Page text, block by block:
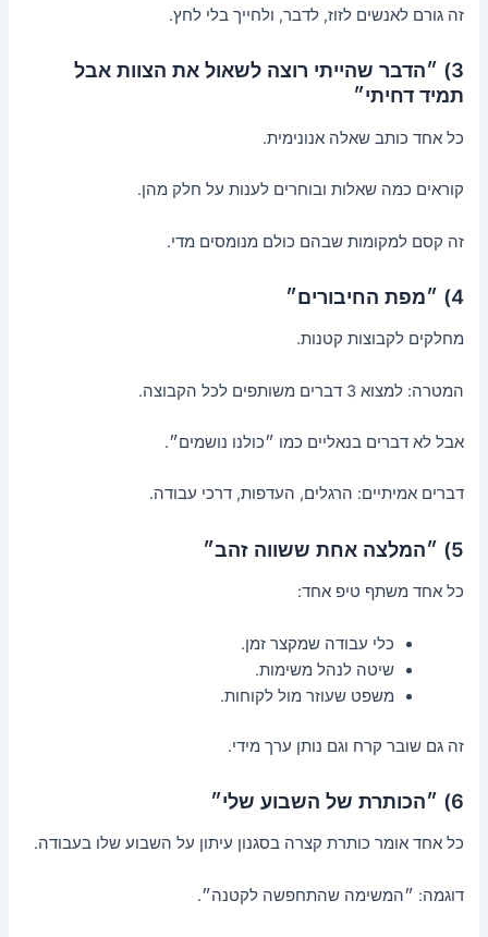
זה גורם לאנשים לזוז, לדבר, ולחייך בלי לחץ.
3) ״הדבר שהייתי רוצה לשאול את הצוות אבל
תמיד דחיתי״
כל אחד כותב שאלה אנונימית.
קוראים כמה שאלות ובוחרים לענות על חלק מהן.
זה קסם למקומות שבהם כולם מנומסים מדי.
4) ״מפת החיבורים״
מחלקים לקבוצות קטנות.
המטרה: למצוא 3 דברים משותפים לכל הקבוצה.
אבל לא דברים בנאליים כמו ״כולנו נושמים״.
דברים אמיתיים: הרגלים, העדפות, דרכי עבודה.
5) ״המלצה אחת ששווה זהב״
כל אחד משתף טיפ אחד:
כלי עבודה שמקצר זמן.
שיטה לנהל משימות.
משפט שעוזר מול לקוחות.
זה גם שובר קרח וגם נותן ערך מידי.
6) ״הכותרת של השבוע שלי״
כל אחד אומר כותרת קצרה בסגנון עיתון על השבוע שלו בעבודה.
דוגמה: ״המשימה שהתחפשה לקטנה״.